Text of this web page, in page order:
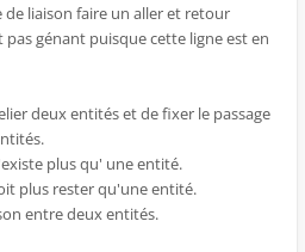
de liaison faire un aller et retour
pas génant puisque cette ligne est en
deux entités et de fixer le passage
plus qu' une entité.
plus rester qu'une entité.
entre deux entités.